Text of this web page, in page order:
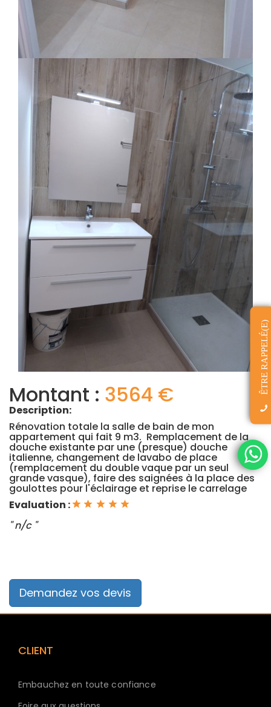
Montant : 3564 €
Description:
Rénovation totale la salle de bain de mon
appartement qui fait 9 m3. Remplacement de la
douche existante par une (presque) douche
italienne, changement de lavabo de place
(remplacement du double vaque par un seul
grande vasque), faire des saignées à la place des
goulottes pour l'éclairage et reprise le carrelage
Evaluation :
" n/c "
Demandez vos devis
CLIENT
Embauchez en toute confiance
ÊTRE RAPPELÉ(E)